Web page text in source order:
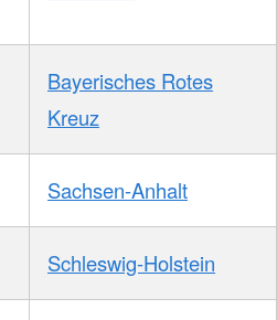
Bayerisches Rotes
Kreuz
Sachsen-Anhalt
Schleswig-Holstein